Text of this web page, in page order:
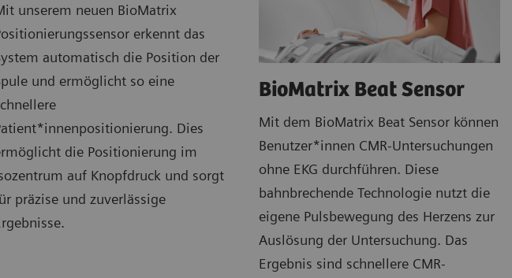
unserem neuen BioMatrix
erkennt das
automatisch die Position der
und ermöglicht so eine
Dies
die Positionierung im
auf Knopfdruck und sorgt
präzise und zuverlässige
BioMatrix Beat Sensor
Mit dem BioMatrix Beat Sensor können
Benutzer*innen CMR-Untersuchungen
ohne EKG durchführen. Diese
bahnbrechende Technologie nutzt die
eigene Pulsbewegung des Herzens zur
Auslösung der Untersuchung. Das
Ergebnis sind schnellere CMR-